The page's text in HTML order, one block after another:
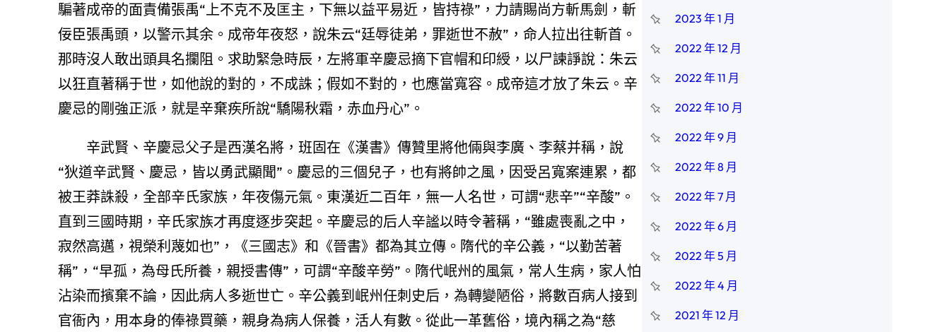
騙著成帝的面責備張禹“上不克不及匡主，下無以益平易近，皆持祿”，力請賜尚方斬馬劍，斬
佞臣張禹頭，以警示其余。成帝年夜怒，說朱云“廷辱徒弟，罪逝世不赦”，命人拉出往斬首。
那時沒人敢出頭具名攔阻。求助緊急時辰，左將軍辛慶忌摘下官帽和印綬，以尸諫諍說：朱云
以狂直著稱于世，如他說的對的，不成誅；假如不對的，也應當寬容。成帝這才放了朱云。辛
慶忌的剛強正派，就是辛棄疾所說“驕陽秋霜，赤血丹心”。
辛武賢、辛慶忌父子是西漢名將，班固在《漢書》傳贊里將他倆與李廣、李蔡并稱，說
“狄道辛武賢、慶忌，皆以勇武顯聞”。慶忌的三個兒子，也有將帥之風，因受呂寬案連累，都
被王莽誅殺，全部辛氏家族，年夜傷元氣。東漢近二百年，無一人名世，可謂“悲辛”“辛酸”。
直到三國時期，辛氏家族才再度逐步突起。辛慶忌的后人辛謐以時令著稱，“雖處喪亂之中，
寂然高邁，視榮利蔑如也”，《三國志》和《晉書》都為其立傳。隋代的辛公義，“以勤苦著
稱”，“早孤，為母氏所養，親授書傳”，可謂“辛酸辛勞”。隋代岷州的風氣，常人生病，家人怕
沾染而擯棄不論，因此病人多逝世亡。辛公義到岷州任刺史后，為轉變陋俗，將數百病人接到
官衙內，用本身的俸祿買藥，親身為病人保養，活人有數。從此一革舊俗，境內稱之為“慈
2023 年 1 月
2022 年 12 月
2022 年 11 月
2022 年 10 月
2022 年 9 月
2022 年 8 月
2022 年 7 月
2022 年 6 月
2022 年 5 月
2022 年 4 月
2021 年 12 月